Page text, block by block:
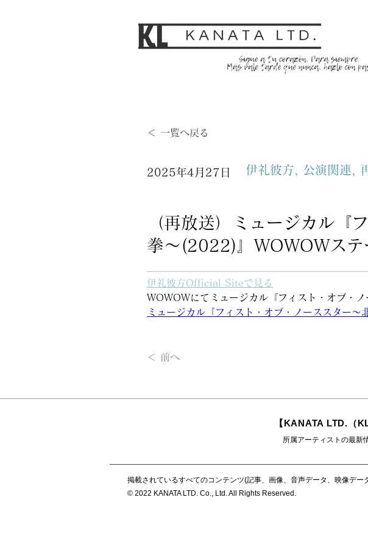
＜ 一覧へ戻る
2025年4月27日 伊礼彼方, 公演関連,
（再放送）ミュージカル『
拳～(2022)』WOWOWステ
伊礼彼方Official Siteで見る
WOWOWにてミュージカル『フィスト・オブ・
ミュージカル「フィスト・オブ・ノーススター
＜ 前へ
【KANATA LTD.（
所属アーティストの最新
掲載されているすべてのコンテンツ(記事、画像、音声データ、映像デー
© 2022 KANATA LTD. Co., Ltd. All Rights Reserved.